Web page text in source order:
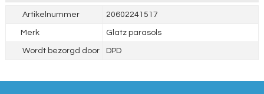
Artikelnummer 20602241517
Merk Glatz parasols
Wordt bezorgd door DPD